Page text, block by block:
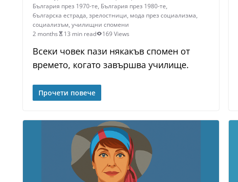
България през 1970-те, България през 1980-те,
българска естрада, зрелостници, мода през социализма,
социализъм, училищни спомени
2 months
13 min read 169 Views
Всеки човек пази някакъв спомен от
времето, когато завършва училище.
Прочети повече